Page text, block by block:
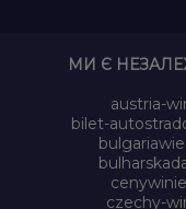
МИ Є
austria-
bilet-
czechy-